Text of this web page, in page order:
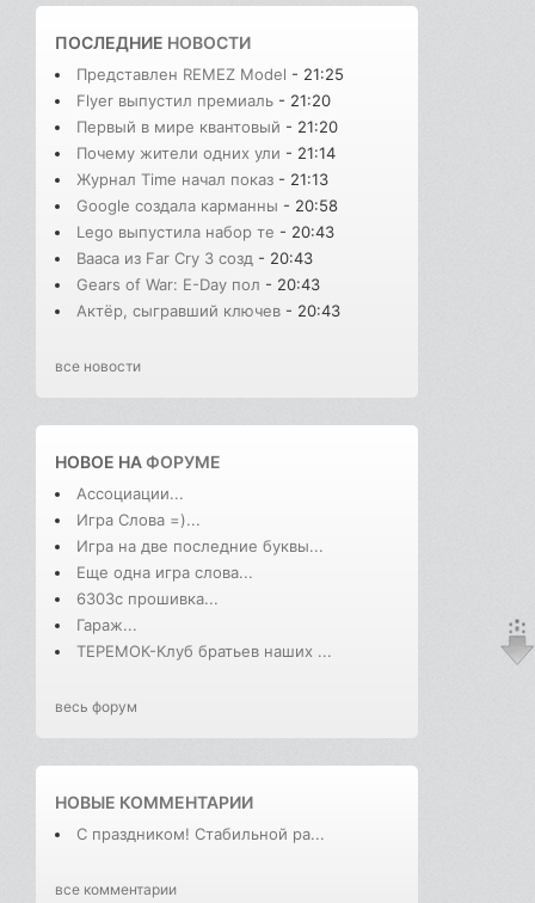
ПОСЛЕДНИЕ НОВОСТИ
Представлен REMEZ Model - 21:25
Flyer выпустил премиаль - 21:20
Первый в мире квантовый - 21:20
Почему жители одних ули - 21:14
Журнал Time начал показ - 21:13
Google создала карманны - 20:58
Lego выпустила набор те - 20:43
Вааса из Far Cry 3 созд - 20:43
Gears of War: E-Day пол - 20:43
Актёр, сыгравший ключев - 20:43
все новости
НОВОЕ НАФОРУМЕ
Ассоциации...
Игра Слова =)...
Игра на две последние буквы...
Еще одна игра слова...
6303с прошивка...
Гараж...
ТЕРЕМОК-Клуб братьев наших ...
весь форум
НОВЫЕ КОММЕНТАРИИ
С праздником! Стабильной ра...
все комментарии